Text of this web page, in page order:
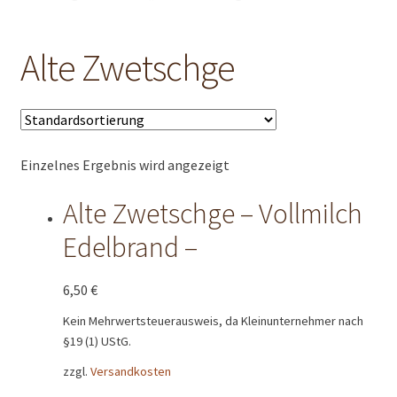
Datenschutzerklärung
Echtheit von Bewertungen
Impressum
Kundenpräsente
LandingPage_LC_Bildgross
Alte Zwetschge
Einzelnes Ergebnis wird angezeigt
Alte Zwetschge – Vollmilch
Edelbrand –
6,50 €
Kein Mehrwertsteuerausweis, da Kleinunternehmer nach
§19 (1) UStG.
zzgl. Versandkosten